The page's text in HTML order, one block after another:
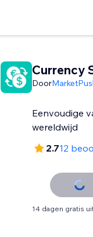
Currency
Door
Eenvoudige
wereldwijd
2.712
14 dagen gratis